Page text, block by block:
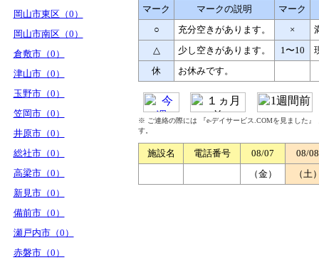
岡山市東区（0）
岡山市南区（0）
倉敷市（0）
津山市（0）
玉野市（0）
笠岡市（0）
井原市（0）
総社市（0）
高梁市（0）
新見市（0）
備前市（0）
瀬戸内市（0）
赤磐市（0）
マーク マークの説明
マーク
○
充分空きがあります。 ×
△
少し空きがあります。 1〜10
休
お休みです。
※ ご連絡の際には 『e-デイサービス.COMを見ました
す。
施設名 電話番号 08/07
08/08
（金）
（土